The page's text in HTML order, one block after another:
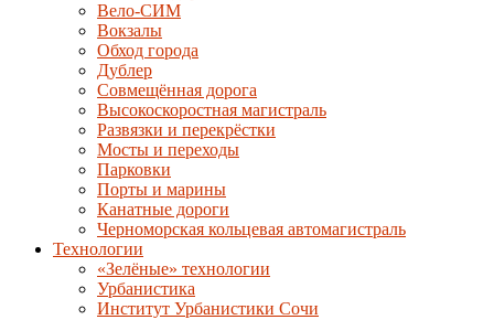
Вело-СИМ
Вокзалы
Обход города
Дублер
Совмещённая дорога
Высокоскоростная магистраль
Развязки и перекрёстки
Мосты и переходы
Парковки
Порты и марины
Канатные дороги
Черноморская кольцевая автомагистраль
Технологии
«Зелёные» технологии
Урбанистика
Институт Урбанистики Сочи